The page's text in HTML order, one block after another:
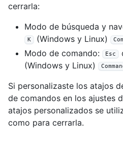
cerrarla:
Modo de búsqueda y
K (Windows y Linux)
Modo de comando:
Esc
(Windows y Linux)
Si personalizaste los atajos
de comandos en los ajustes
atajos personalizados se
como para cerrarla.